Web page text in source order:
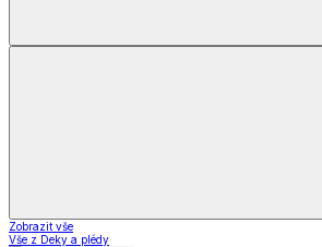
Zobrazit vše
Vše z Deky a plédy